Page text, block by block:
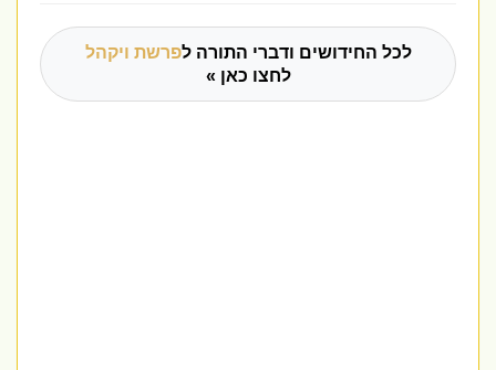
לכל החידושים ודברי התורה לפרשת ויקהל
לחצו כאן »